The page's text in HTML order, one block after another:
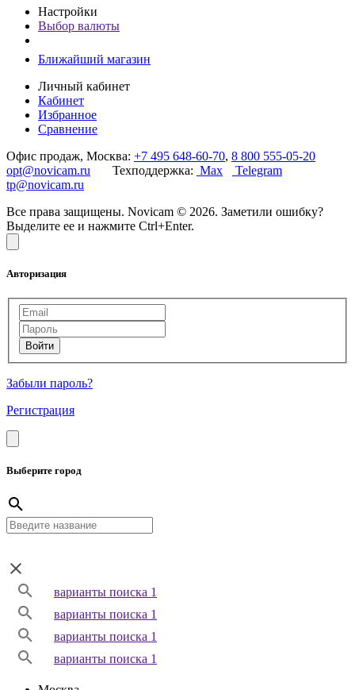
Настройки
Выбор валюты
Ближайший магазин
Личный кабинет
Кабинет
Избранное
Сравнение
Офис продаж, Москва: +7 495 648-60-70, 8 800 555-05-20
opt@novicam.ru Техподдержка: Max
Telegram
tp@novicam.ru
Все права защищены. Novicam © 2026. Заметили ошибку?
Выделите ее и нажмите Ctrl+Enter.
Авторизация
Забыли пароль?
Регистрация
Выберите город
варианты поиска 1
варианты поиска 1
варианты поиска 1
варианты поиска 1